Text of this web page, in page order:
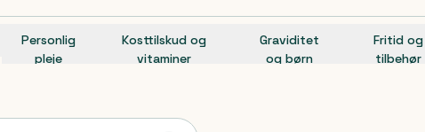
Personlig
pleje
Kosttilskud og
vitaminer
Graviditet
og børn
Fritid og
tilbehør